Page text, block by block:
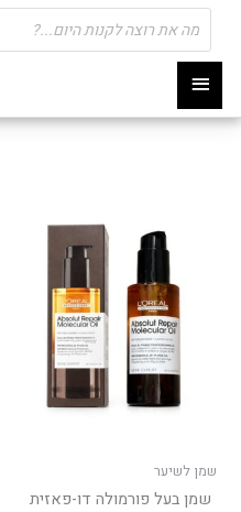
תפריט
ראשי
Products
search
שמן לשיער
שמן בעל פורמולה דו-פאזית